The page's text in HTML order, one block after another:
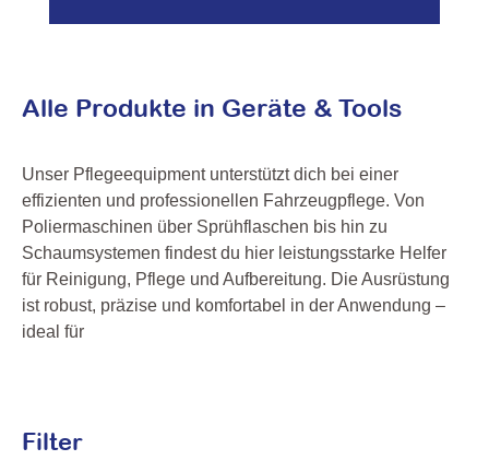
Alle Produkte in Geräte & Tools
Unser Pflegeequipment unterstützt dich bei einer
effizienten und professionellen Fahrzeugpflege. Von
Poliermaschinen über Sprühflaschen bis hin zu
Schaumsystemen findest du hier leistungsstarke Helfer
für Reinigung, Pflege und Aufbereitung. Die Ausrüstung
ist robust, präzise und komfortabel in der Anwendung –
ideal für
Filter